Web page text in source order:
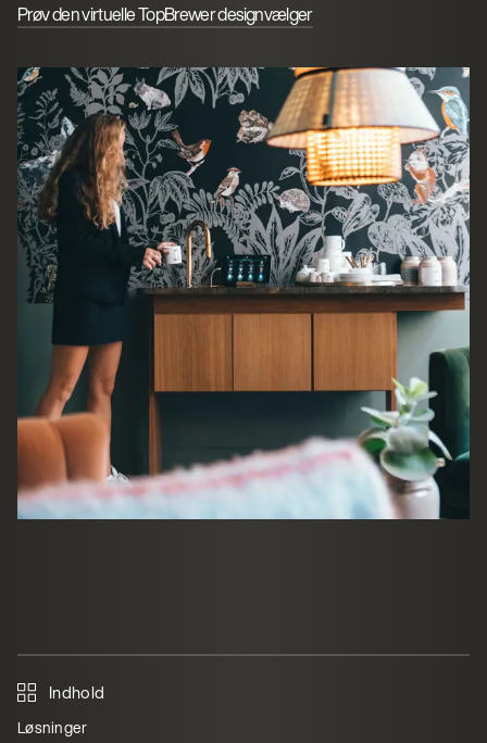
Prøv den virtuelle TopBrewer designvælger
Indhold
Løsninger